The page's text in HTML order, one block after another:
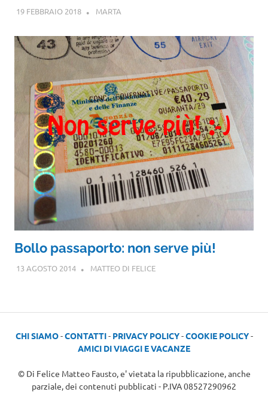
19 FEBBRAIO 2018 MARTA
Bollo passaporto: non serve più!
13 AGOSTO 2014 MATTEO DI FELICE
CHI SIAMO-CONTATTI- PRIVACY POLICY-COOKIE POLICY-
AMICI DI VIAGGI E VACANZE
© Di Felice Matteo Fausto, e' vietata la ripubblicazione, anche
parziale, dei contenuti pubblicati - P.IVA 08527290962